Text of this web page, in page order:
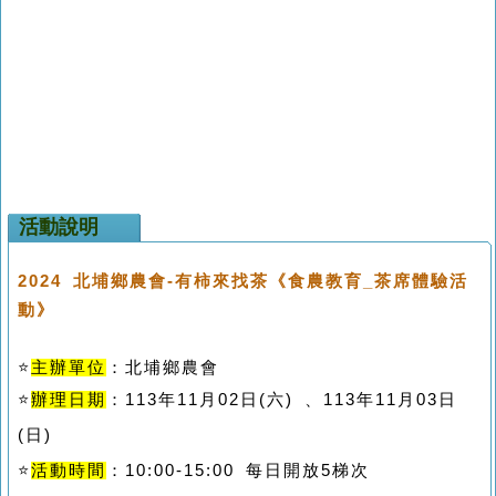
活動說明
2024 北埔鄉農會-有柿來找茶 《食農教育_茶席體驗活
動》
⭐主辦單位 ：北埔鄉農會
⭐辦理日期 ：113年11月02日(六) 、 113年11月03日
(日)
⭐活動時間 ：10:00-15:00 每日開放5梯次